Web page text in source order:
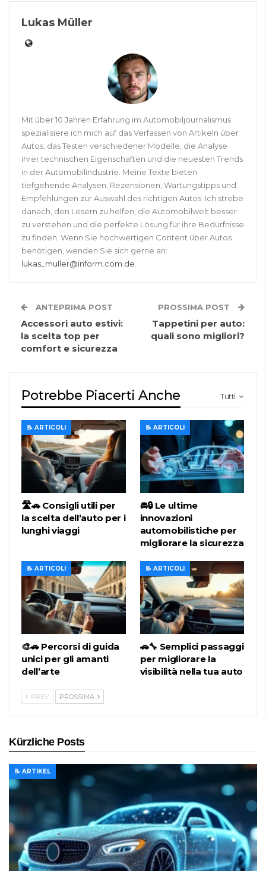
Lukas Müller
Mit über 10 Jahren Erfahrung im Automobiljournalismus
spezialisiere ich mich auf das Verfassen von Artikeln über
Autos, das Testen verschiedener Modelle, die Analyse
ihrer technischen Eigenschaften und die neuesten Trends
in der Automobilindustrie. Meine Texte bieten
tiefgehende Analysen, Rezensionen, Wartungstipps und
Empfehlungen zur Auswahl des richtigen Autos. Ich strebe
danach, den Lesern zu helfen, die Automobilwelt besser
zu verstehen und die perfekte Lösung für ihre Bedürfnisse
zu finden. Wenn Sie hochwertigen Content über Autos
benötigen, wenden Sie sich gerne an:
lukas_muller@inform.com.de.
ANTEPRIMA POST
Accessori auto estivi:
la scelta top per
comfort e sicurezza
PROSSIMA POST
Tappetini per auto:
quali sono migliori?
Tutti
Potrebbe Piacerti Anche
📝 ARTICOLI
🛣️🚗 Consigli utili per
la scelta dell’auto per i
lunghi viaggi
📝 ARTICOLI
🚘🔒 Le ultime
innovazioni
automobilistiche per
migliorare la sicurezza
📝 ARTICOLI
🎨🚗 Percorsi di guida
unici per gli amanti
dell’arte
📝 ARTICOLI
🚗🔧 Semplici passaggi
per migliorare la
visibilità nella tua auto
PREV PROSSIMA
Kürzliche Posts
📝 ARTIKEL